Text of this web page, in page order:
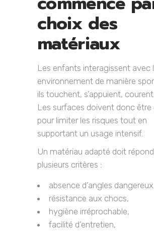
choix des
matériaux
Les enfants interagissent avec
environnement de manière
ils touchent, s’appuient,
Les surfaces doivent donc être
pour limiter les risques tout en
supportant un usage intensif.
Un matériau adapté doit
plusieurs critères :
absence d’angles
résistance aux chocs,
hygiène irréprochable,
facilité d’entretien,